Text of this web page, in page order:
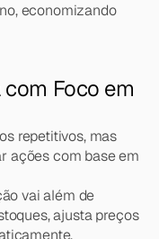
economizando
Foco em
repetitivos, mas
ações com base em
vai além de
ajusta preços